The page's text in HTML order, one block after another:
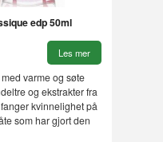
edp 50ml
Les mer
varme og søte
og ekstrakter fra
kvinnelighet på
som har gjort den